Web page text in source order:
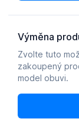
PREZENTAČNÍ
DRŽÁKY NA
ERGONOMICKÉ